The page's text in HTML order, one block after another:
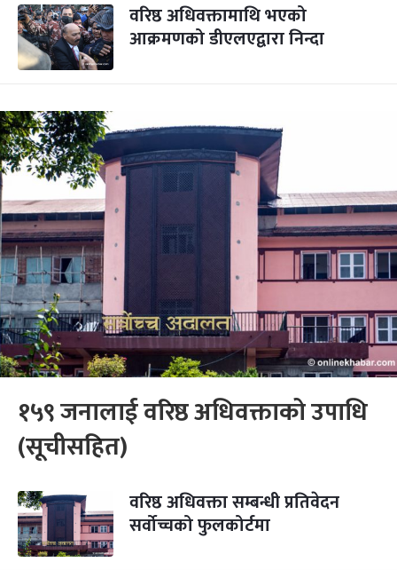
वरिष्ठ अधिवक्तामाथि भएको
आक्रमणको डीएलएद्वारा निन्दा
१५९ जनालाई वरिष्ठ अधिवक्ताको उपाधि
(सूचीसहित)
वरिष्ठ अधिवक्ता सम्बन्धी प्रतिवेदन
सर्वोच्चको फुलकोर्टमा